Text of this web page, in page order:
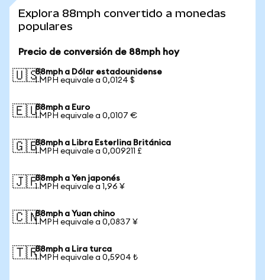
Explora 88mph convertido a monedas
populares
Precio de conversión de 88mph hoy
🇺🇸88mph a Dólar estadounidense
1 MPH equivale a 0,0124 $
🇪🇺88mph a Euro
1 MPH equivale a 0,0107 €
🇬🇧88mph a Libra Esterlina Británica
1 MPH equivale a 0,009211 £
🇯🇵88mph a Yen japonés
1 MPH equivale a 1,96 ¥
🇨🇳88mph a Yuan chino
1 MPH equivale a 0,0837 ¥
🇹🇷88mph a Lira turca
1 MPH equivale a 0,5904 ₺